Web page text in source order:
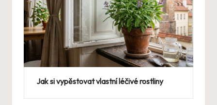
Jak si vypěstovat vlastní léčivé rostliny